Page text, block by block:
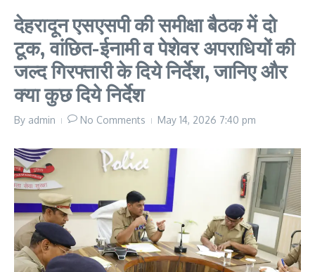
देहरादून एसएसपी की समीक्षा बैठक में दो
टूक, वांछित-ईनामी व पेशेवर अपराधियों की
जल्द गिरफ्तारी के दिये निर्देश, जानिए और
क्या कुछ दिये निर्देश
By admin No Comments May 14, 2026 7:40 pm